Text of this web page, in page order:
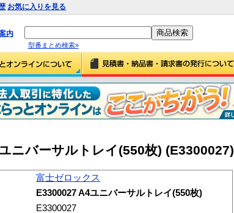
お気に入りを見る
内
型番まとめ検索»
ニバーサルトレイ(550枚) (E3300027)
富士ゼロックス
E3300027 A4ユニバーサルトレイ(550枚)
E3300027